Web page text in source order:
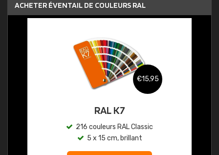
ACHETER ÉVENTAIL DE COULEURS RAL
€15,95
RAL K7
216 couleurs RAL Classic
5 x 15 cm, brillant